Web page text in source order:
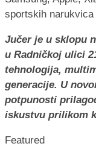
Jučer je u sklopu
u Radničkoj ulici
tehnologija,
generacije. U
potpunosti
iskustvu prilikom
Featured